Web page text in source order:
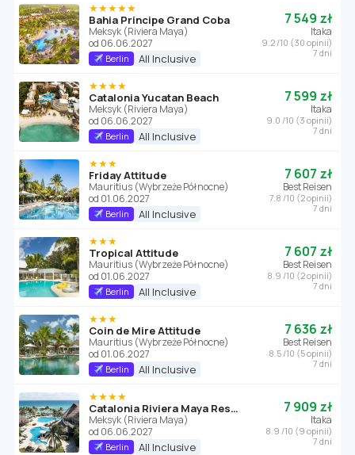
★★★★★
Bahia Principe Grand Coba
Meksyk (Riviera Maya)
od 06.06.2027
Berlin All Inclusive
7 549 zł
Itaka
9.2 /10 (30 opinii)
7 dni
★★★★
Catalonia Yucatan Beach
Meksyk (Riviera Maya)
od 06.06.2027
Berlin All Inclusive
7 599 zł
Itaka
9.0 /10 (3 opinii)
7 dni
★★★
Friday Attitude
Mauritius (Wybrzeże Północne)
od 01.06.2027
Berlin All Inclusive
7 607 zł
Best Reisen
7.8 /10 (2 opinii)
7 dni
★★★
Tropical Attitude
Mauritius (Wybrzeże Północne)
od 01.06.2027
Berlin All Inclusive
7 607 zł
Best Reisen
8.9 /10 (2 opinii)
7 dni
★★★
Coin de Mire Attitude
Mauritius (Wybrzeże Północne)
od 01.06.2027
Berlin All Inclusive
7 636 zł
Best Reisen
8.5 /10 (5 opinii)
7 dni
★★★★
Catalonia Riviera Maya Resort
Meksyk (Riviera Maya)
od 06.06.2027
Berlin All Inclusive
7 909 zł
Itaka
8.9 /10 (9 opinii)
7 dni